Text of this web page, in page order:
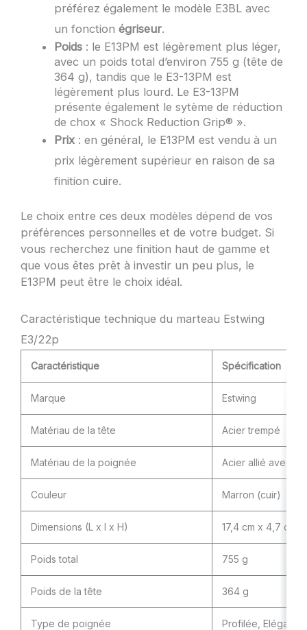
préférez également le modèle E3BL avec
un fonctionégriseur.
Poids : le E13PM est légèrement plus léger,
avec un poids total d’environ 755 g (tête de
364 g), tandis que le E3-13PM est
légèrement plus lourd. Le E3-13PM
présente également le sytème de réduction
de chox « Shock Reduction Grip® ».
Prix : en général, le E13PM est vendu à un
prix légèrement supérieur en raison de sa
finition cuire.
Le choix entre ces deux modèles dépend de vos
préférences personnelles et de votre budget. Si
vous recherchez une finition haut de gamme et
que vous êtes prêt à investir un peu plus, le
E13PM peut être le choix idéal.
Caractéristique technique du marteau Estwing
E3/22p
Caractéristique Spécification
Marque Estwing
Matériau de la tête Acier trempé
Matériau de la poignée Acier allié avec
Couleur Marron (cuir)
Dimensions (L x l x H) 17,4 cm x 4,7 cm x
Poids total 755 g
Poids de la tête 364 g
Type de poignée Profilée, Elégante